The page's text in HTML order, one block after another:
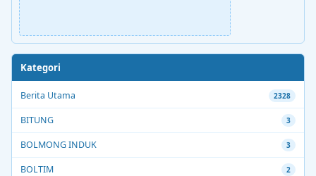
Kategori
Berita Utama 2328
BITUNG 3
BOLMONG INDUK 3
BOLTIM 2